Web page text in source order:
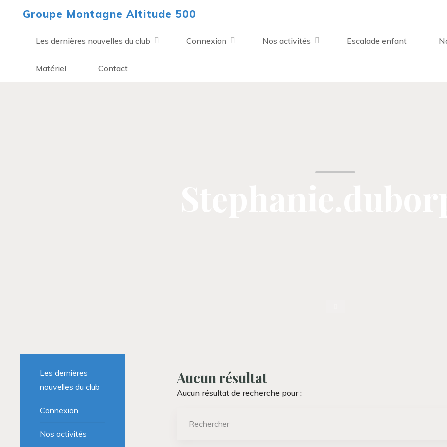
Groupe Montagne Altitude 500
Les dernières nouvelles du club Connexion Nos activités Escalade enfant
Matériel Contact
Aucun résultat
Aucun résultat de recherche pour :
Les dernières
nouvelles du club
Connexion
Nos activités